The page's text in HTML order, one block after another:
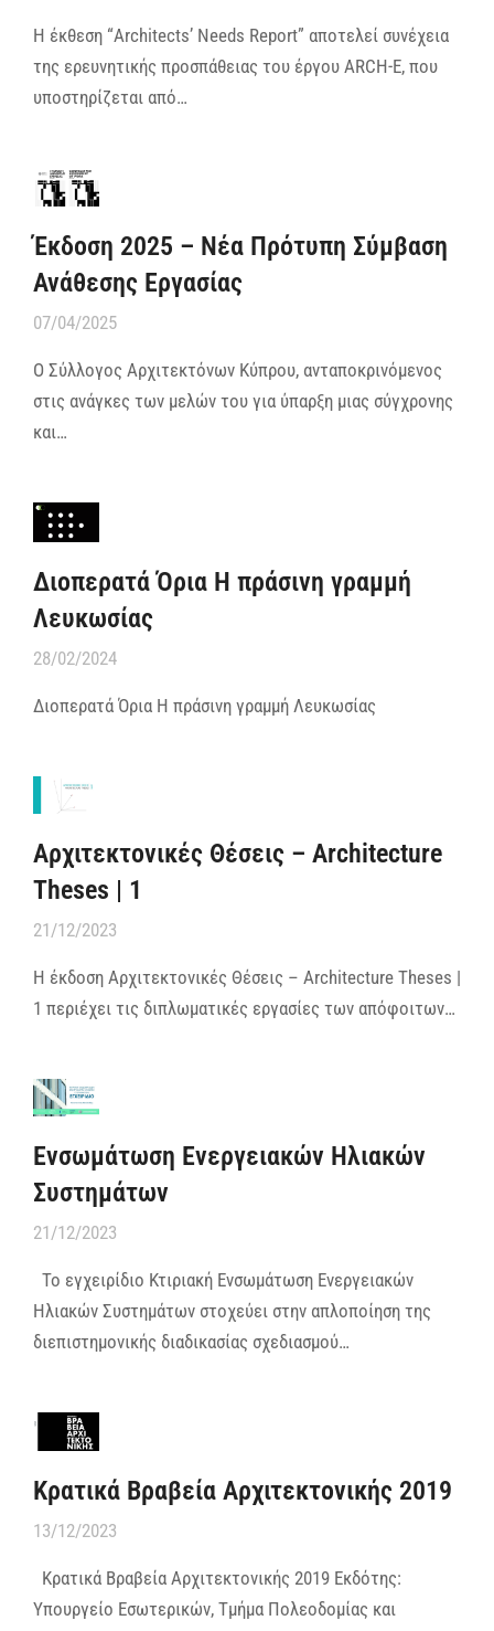
Η έκθεση “Architects’ Needs Report” αποτελεί συνέχεια
της ερευνητικής προσπάθειας του έργου ARCH-E, που
υποστηρίζεται από…
Έκδοση 2025 – Νέα Πρότυπη Σύμβαση
Ανάθεσης Εργασίας
07/04/2025
Ο Σύλλογος Αρχιτεκτόνων Κύπρου, ανταποκρινόμενος
στις ανάγκες των μελών του για ύπαρξη μιας σύγχρονης
και…
Διοπερατά Όρια Η πράσινη γραμμή
Λευκωσίας
28/02/2024
Διοπερατά Όρια Η πράσινη γραμμή Λευκωσίας
Αρχιτεκτονικές Θέσεις – Architecture
Theses | 1
21/12/2023
Η έκδοση Αρχιτεκτονικές Θέσεις – Architecture Theses |
1 περιέχει τις διπλωματικές εργασίες των απόφοιτων…
Ενσωμάτωση Ενεργειακών Ηλιακών
Συστημάτων
21/12/2023
Το εγχειρίδιο Κτιριακή Ενσωμάτωση Ενεργειακών
Ηλιακών Συστημάτων στοχεύει στην απλοποίηση της
διεπιστημονικής διαδικασίας σχεδιασμού…
Κρατικά Βραβεία Αρχιτεκτονικής 2019
13/12/2023
Κρατικά Βραβεία Αρχιτεκτονικής 2019 Εκδότης:
Υπουργείο Εσωτερικών, Τμήμα Πολεοδομίας και